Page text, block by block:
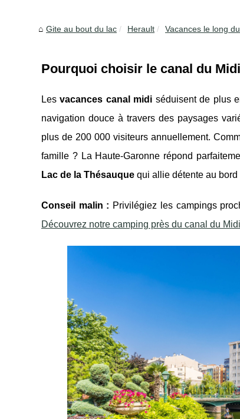
Gite au bout du lac Herault Vacances le long
Pourquoi choisir le canal du
Lesvacances canal midi séduisent de plus
navigation douce à travers des paysages
plus de 200 000 visiteurs annuellement.
famille ? La Haute-Garonne répond
Lac de la Thésauque qui allie détente au
Conseil malin : Privilégiez les campings
Découvrez notre camping près du canal du Midi